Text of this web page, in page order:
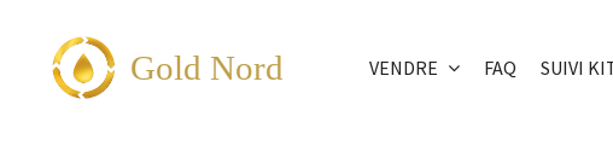
contenu
Gold Nord VENDRE FAQ SUIVI